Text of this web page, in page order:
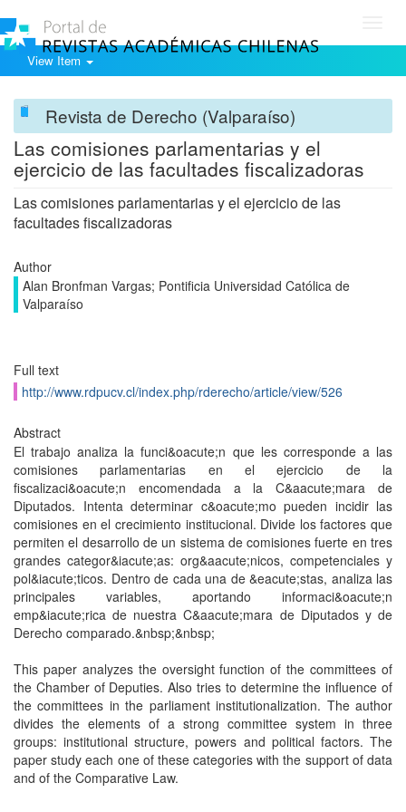
View Item
Revista de Derecho (Valparaíso)
Las comisiones parlamentarias y el
ejercicio de las facultades fiscalizadoras
Las comisiones parlamentarias y el ejercicio de las
facultades fiscalizadoras
Author
Alan Bronfman Vargas; Pontificia Universidad Católica de
Valparaíso
Full text
http://www.rdpucv.cl/index.php/rderecho/article/view/526
Abstract
El trabajo analiza la funci&oacute;n que les corresponde a las
comisiones parlamentarias en el ejercicio de la
fiscalizaci&oacute;n encomendada a la C&aacute;mara de
Diputados. Intenta determinar c&oacute;mo pueden incidir las
comisiones en el crecimiento institucional. Divide los factores que
permiten el desarrollo de un sistema de comisiones fuerte en tres
grandes categor&iacute;as: org&aacute;nicos, competenciales y
pol&iacute;ticos. Dentro de cada una de &eacute;stas, analiza las
principales variables, aportando informaci&oacute;n
emp&iacute;rica de nuestra C&aacute;mara de Diputados y de
Derecho comparado.&nbsp;&nbsp;
This paper analyzes the oversight function of the committees of
the Chamber of Deputies. Also tries to determine the influence of
the committees in the parliament institutionalization. The author
divides the elements of a strong committee system in three
groups: institutional structure, powers and political factors. The
paper study each one of these categories with the support of data
and of the Comparative Law.